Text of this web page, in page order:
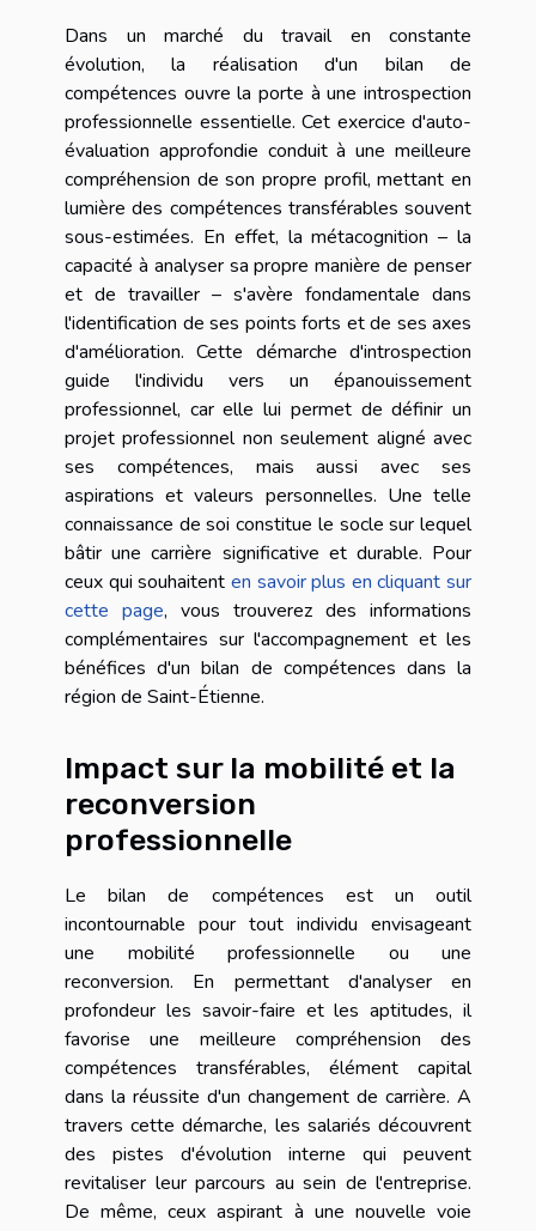
Dans un marché du travail en constante
évolution, la réalisation d'un bilan de
compétences ouvre la porte à une introspection
professionnelle essentielle. Cet exercice d'auto-
évaluation approfondie conduit à une meilleure
compréhension de son propre profil, mettant en
lumière des compétences transférables souvent
sous-estimées. En effet, la métacognition – la
capacité à analyser sa propre manière de penser
et de travailler – s'avère fondamentale dans
l'identification de ses points forts et de ses axes
d'amélioration. Cette démarche d'introspection
guide l'individu vers un épanouissement
professionnel, car elle lui permet de définir un
projet professionnel non seulement aligné avec
ses compétences, mais aussi avec ses
aspirations et valeurs personnelles. Une telle
connaissance de soi constitue le socle sur lequel
bâtir une carrière significative et durable. Pour
ceux qui souhaitent en savoir plus en cliquant sur
cette page, vous trouverez des informations
complémentaires sur l'accompagnement et les
bénéfices d'un bilan de compétences dans la
région de Saint-Étienne.
Impact sur la mobilité et la
reconversion
professionnelle
Le bilan de compétences est un outil
incontournable pour tout individu envisageant
une mobilité professionnelle ou une
reconversion. En permettant d'analyser en
profondeur les savoir-faire et les aptitudes, il
favorise une meilleure compréhension des
compétences transférables, élément capital
dans la réussite d'un changement de carrière. A
travers cette démarche, les salariés découvrent
des pistes d'évolution interne qui peuvent
revitaliser leur parcours au sein de l'entreprise.
De même, ceux aspirant à une nouvelle voie